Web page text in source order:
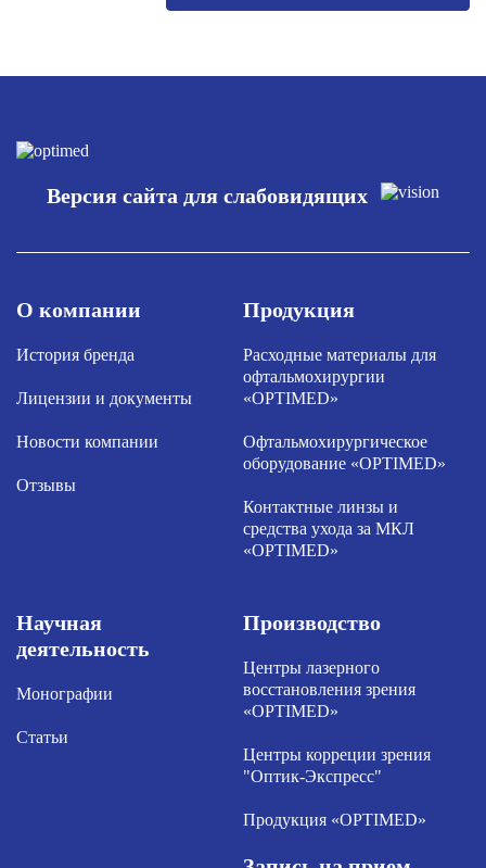
Версия сайта для слабовидящих
О компании
История бренда
Лицензии и документы
Новости компании
Отзывы
Продукция
Расходные материалы для
офтальмохирургии
«OPTIMED»
Офтальмохирургическое
оборудование «OPTIMED»
Контактные линзы и
средства ухода за МКЛ
«OPTIMED»
Научная
деятельность
Монографии
Статьи
Производство
Центры лазерного
восстановления зрения
«OPTIMED»
Центры корреции зрения
"Оптик-Экспресс"
Продукция «OPTIMED»